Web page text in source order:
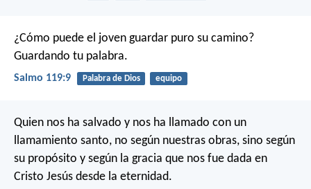
¿Cómo puede el joven guardar puro su camino?
Guardando tu palabra.
Salmo 119:9 Palabra de Dios equipo
Quien nos ha salvado y nos ha llamado con un
llamamiento santo, no según nuestras obras, sino según
su propósito y según la gracia que nos fue dada en
Cristo Jesús desde la eternidad.